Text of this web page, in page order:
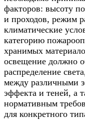
факторов: высоту
и проходов, режим
климатические
категорию
хранимых
освещение должно
распределение
между различными
эффекта и теней, а
нормативным
для конкретного